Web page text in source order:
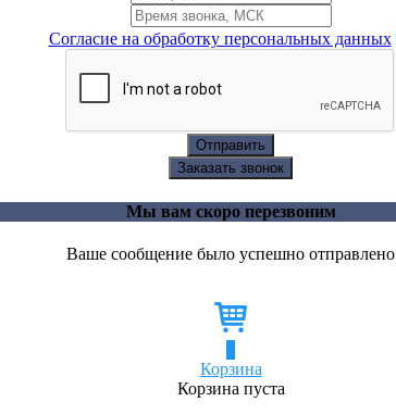
Согласие на обработку персональных данных
Отправить
Заказать звонок
Мы вам скоро перезвоним
Ваше сообщение было успешно отправлено
Корзина
Корзина пуста